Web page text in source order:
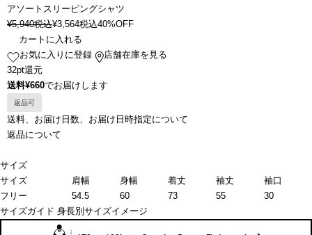
アソートスリーピングシャツ
¥5,940税込¥3,564税込40%OFF
カートに入れる
お気に入りに登録
店舗在庫を見る
32pt還元
送料¥660でお届けします
返品可
送料、お届け日数、お届け日時指定について
返品について
サイズ
サイズ
肩幅 身幅 着丈 袖丈
袖口
フリー
54.5 60 73 55
30
サイズガイド 身長別サイズイメージ